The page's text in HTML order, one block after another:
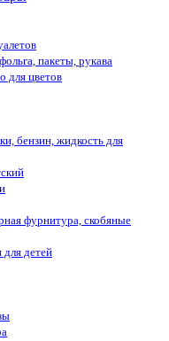
пакеты, рукава
для цветов
бензин, жидкость для
фурнитура, скобяные
для детей